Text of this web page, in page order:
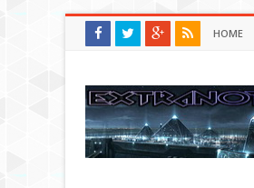
HOME